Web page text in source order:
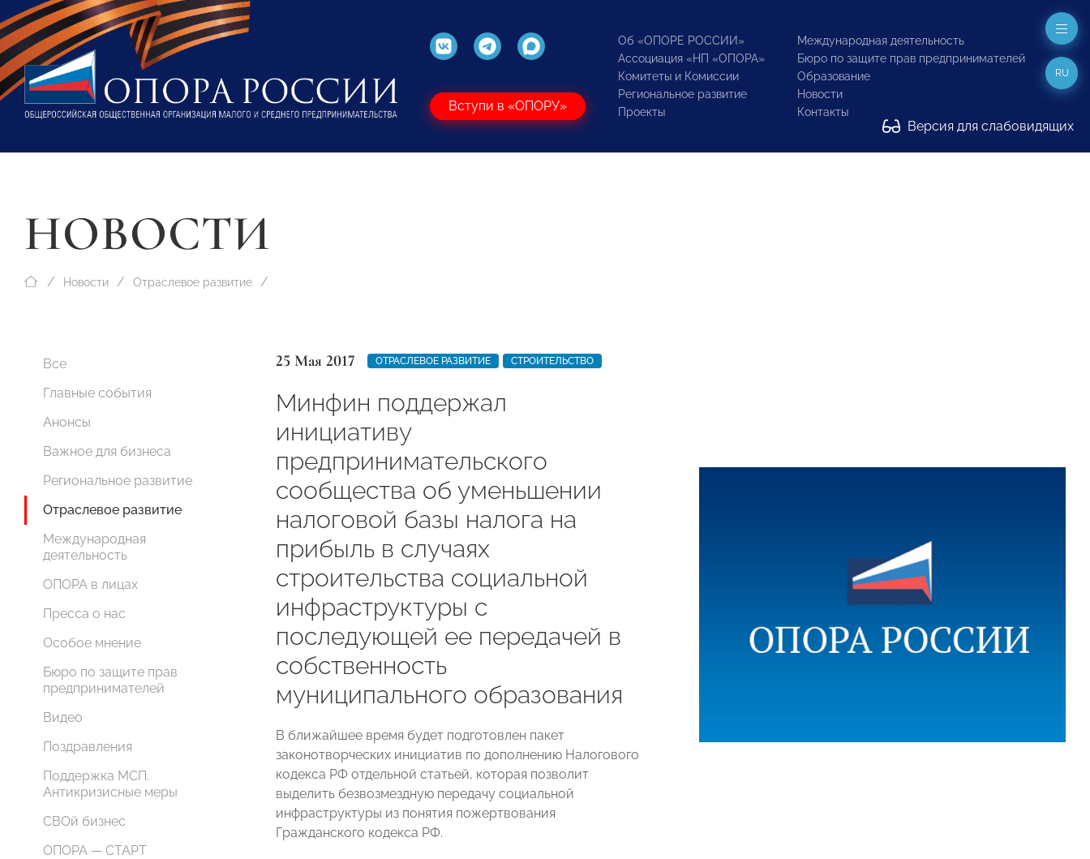
Вступи в «ОПОРУ»
Об «ОПОРЕ РОССИИ»
Ассоциация «НП «ОПОРА»
Комитеты и Комиссии
Региональное развитие
Проекты
Международная деятельность
Бюро по защите прав предпринимателей
Образование
Новости
Контакты
Версия для слабовидящих
RU
НОВОСТИ
Новости Отраслевое развитие
Все
Главные события
Анонсы
Важное для бизнеса
Региональное развитие
Отраслевое развитие
Международная
деятельность
ОПОРА в лицах
Пресса о нас
Особое мнение
Бюро по защите прав
предпринимателей
Видео
Поздравления
Поддержка МСП.
Антикризисные меры
СВОй бизнес
ОПОРА — СТАРТ
25 Мая 2017 ОТРАСЛЕВОЕ РАЗВИТИЕ СТРОИТЕЛЬСТВО
Минфин поддержал
инициативу
предпринимательского
сообщества об уменьшении
налоговой базы налога на
прибыль в случаях
строительства социальной
инфраструктуры с
последующей ее передачей в
собственность
муниципального образования
В ближайшее время будет подготовлен пакет
законотворческих инициатив по дополнению Налогового
кодекса РФ отдельной статьей, которая позволит
выделить безвозмездную передачу социальной
инфраструктуры из понятия пожертвования
Гражданского кодекса РФ.